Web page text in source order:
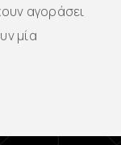
αγοράσει
μία